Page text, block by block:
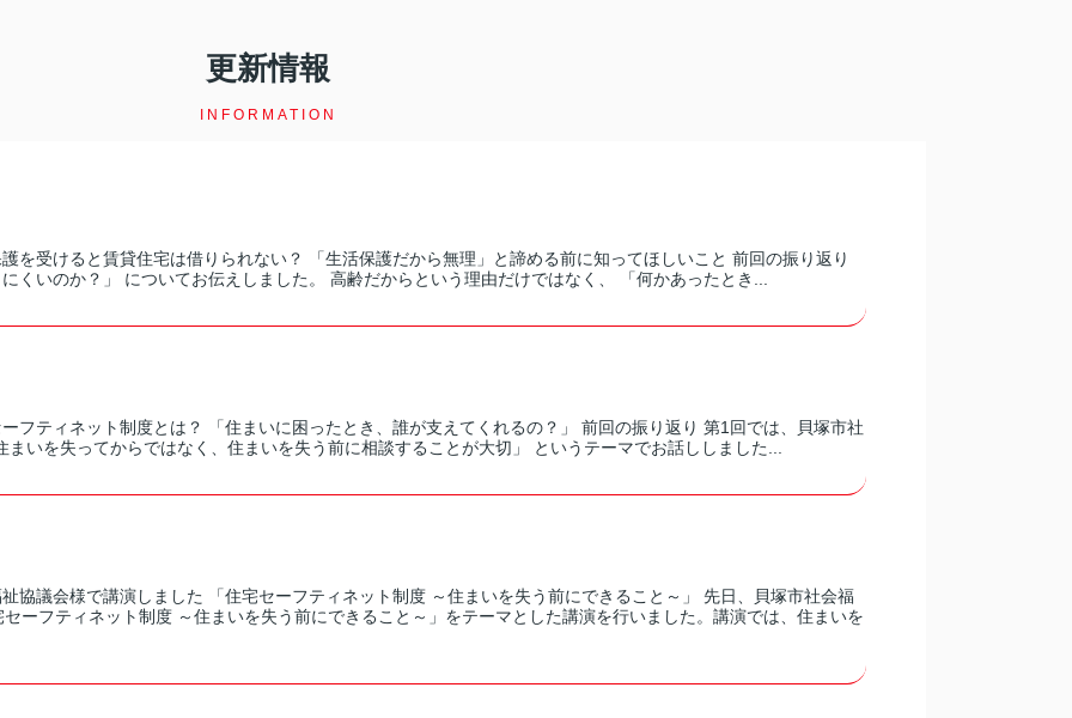
更新情報
INFORMATION
を受けると賃貸住宅は借りられない？ 「生活保護だから無理」と諦める前に知ってほしいこと 前回の振り返り
くいのか？」 についてお伝えしました。 高齢だからという理由だけではなく、 「何かあったとき...
フティネット制度とは？ 「住まいに困ったとき、誰が支えてくれるの？」 前回の振り返り 第1回では、貝塚市社
いを失ってからではなく、住まいを失う前に相談することが大切」 というテーマでお話ししました...
協議会様で講演しました 「住宅セーフティネット制度 ～住まいを失う前にできること～」 先日、貝塚市社会福
ーフティネット制度 ～住まいを失う前にできること～」をテーマとした講演を行いました。講演では、住まいを